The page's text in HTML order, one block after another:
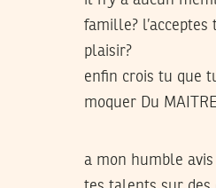
famille?
plaisir?
enfin crois tu que
moquer Du
a mon humble